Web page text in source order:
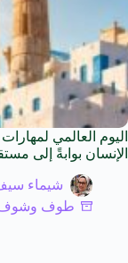
اليوم العالمي
الإنسان بوابةً إلى
شيماء
طوف